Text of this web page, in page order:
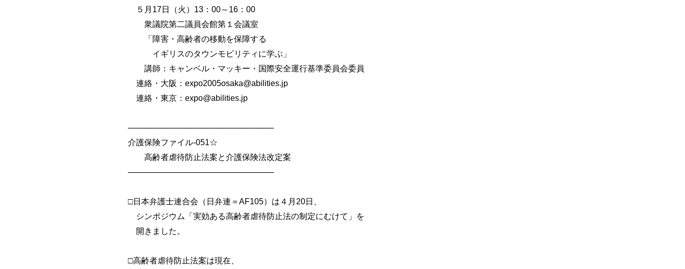
５月17日（火）13：00～16：00
衆議院第二議員会館第１会議室
「障害・高齢者の移動を保障する
イギリスのタウンモビリティに学ぶ」
講師：キャンベル・マッキー・国際安全運行基準委員会委員
連絡・大阪：expo2005osaka@abilities.jp
連絡・東京：expo@abilities.jp
──────────────────────────
介護保険ファイル-051☆
高齢者虐待防止法案と介護保険法改定案
──────────────────────────
□日本弁護士連合会（日弁連＝AF105）は４月20日、
シンポジウム「実効ある高齢者虐待防止法の制定にむけて」を
開きました。
□高齢者虐待防止法案は現在、